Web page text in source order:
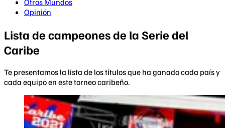
Otros Mundos
Opinión
Lista de campeones de la Serie del
Caribe
Te presentamos la lista de los títulos que ha ganado cada país y
cada equipo en este torneo caribeño.